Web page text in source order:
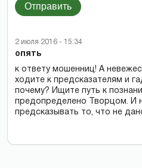
Отправить
2 июля 2016 - 15:34
опять
к ответу мошенниц! А
ходите к предсказателям и
почему? Ищите путь к
предопределено Творцом. И
предсказывать то, что не